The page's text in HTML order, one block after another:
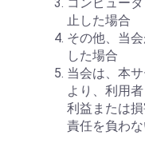
止した場合
その他、当
した場合
当会は、本
より、利用
利益または
責任を負わな